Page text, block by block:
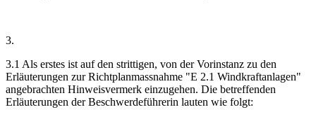
3.
3.1 Als erstes ist auf den strittigen, von der Vorinstanz zu den
Erläuterungen zur Richtplanmassnahme "E 2.1 Windkraftanlagen"
angebrachten Hinweisvermerk einzugehen. Die betreffenden
Erläuterungen der Beschwerdeführerin lauten wie folgt: